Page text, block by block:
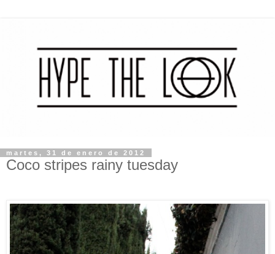
martes, 31 de enero de 2012
Coco stripes rainy tuesday